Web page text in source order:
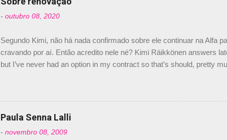
- outubro 08, 2020
Segundo Kimi, não há nada confirmado sobre ele continuar na Alfa
cravando por aí. Então acredito nele né? Kimi Räikkönen answers
but I’ve never had an option in my contract so that’s should, pretty
falando sobre o fato do Iceman estar há tantos anos na F1. What
@RGrosjean ! #EifelGP 🇩🇪 #F1 pic.twitter.com/GSAu1LWnwW —
Paula Senna Lalli
- novembro 08, 2009